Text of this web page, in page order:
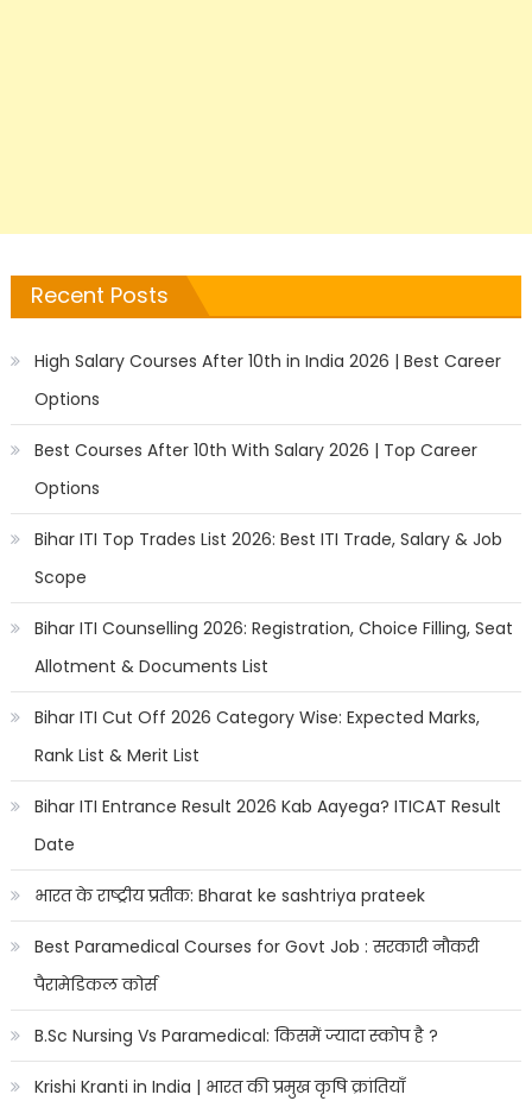
Recent Posts
High Salary Courses After 10th in India 2026 | Best Career
Options
Best Courses After 10th With Salary 2026 | Top Career
Options
Bihar ITI Top Trades List 2026: Best ITI Trade, Salary & Job
Scope
Bihar ITI Counselling 2026: Registration, Choice Filling, Seat
Allotment & Documents List
Bihar ITI Cut Off 2026 Category Wise: Expected Marks,
Rank List & Merit List
Bihar ITI Entrance Result 2026 Kab Aayega? ITICAT Result
Date
भारत के राष्ट्रीय प्रतीक: Bharat ke sashtriya prateek
Best Paramedical Courses for Govt Job : सरकारी नौकरी
पैरामेडिकल कोर्स
B.Sc Nursing Vs Paramedical: किसमें ज्यादा स्कोप है ?
Krishi Kranti in India | भारत की प्रमुख कृषि क्रांतियाँ